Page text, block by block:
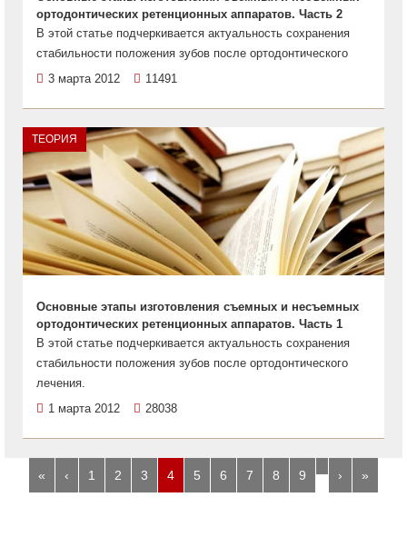
ортодонтических ретенционных аппаратов. Часть 2
В этой статье подчеркивается актуальность сохранения
стабильности положения зубов после ортодонтического
3 марта 2012
11491
ТЕОРИЯ
Основные этапы изготовления съемных и несъемных
ортодонтических ретенционных аппаратов. Часть 1
В этой статье подчеркивается актуальность сохранения
стабильности положения зубов после ортодонтического
лечения.
1 марта 2012
28038
« ‹ 1 2 3 4 5 6 7 8 9 › »